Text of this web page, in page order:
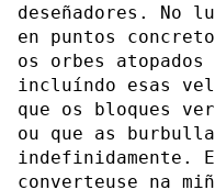
deseñadores. No
en puntos
os orbes atopados
incluíndo esas
que os bloques
ou que as
indefinidamente.
converteuse na